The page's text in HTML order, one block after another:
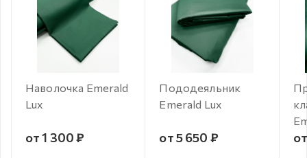
Наволочка Emerald
Lux
от 1 300 ₽
Пододеяльник
Emerald Lux
от 5 650 ₽